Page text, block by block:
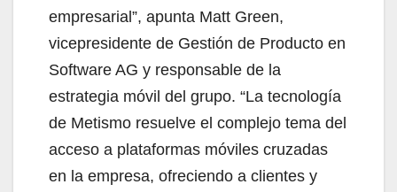
empresarial”, apunta Matt Green,
vicepresidente de Gestión de Producto en
Software AG y responsable de la
estrategia móvil del grupo. “La tecnología
de Metismo resuelve el complejo tema del
acceso a plataformas móviles cruzadas
en la empresa, ofreciendo a clientes y